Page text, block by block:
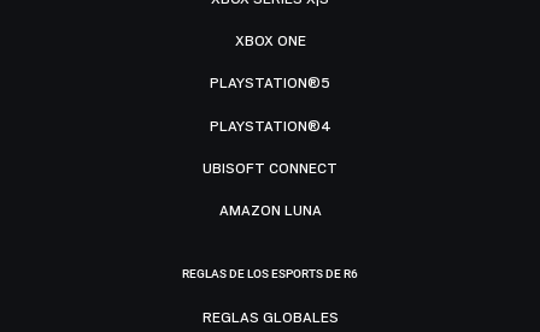
XBOX ONE
PLAYSTATION®5
PLAYSTATION®4
UBISOFT CONNECT
AMAZON LUNA
REGLAS DE LOS ESPORTS DE R6
REGLAS GLOBALES